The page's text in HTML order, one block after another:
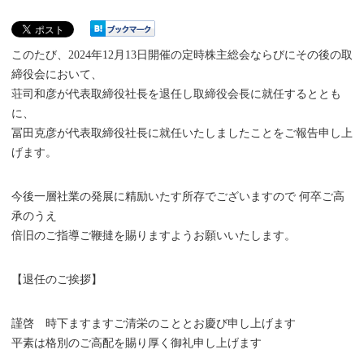
このたび、2024年12月13日開催の定時株主総会ならびにその後の取
締役会において、
荘司和彦が代表取締役社長を退任し取締役会長に就任するととも
に、
冨田克彦が代表取締役社長に就任いたしましたことをご報告申し上
げます。
今後一層社業の発展に精励いたす所存でございますので 何卒ご高
承のうえ
倍旧のご指導ご鞭撻を賜りますようお願いいたします。
【退任のご挨拶】
謹啓 時下ますますご清栄のこととお慶び申し上げます
平素は格別のご高配を賜り厚く御礼申し上げます